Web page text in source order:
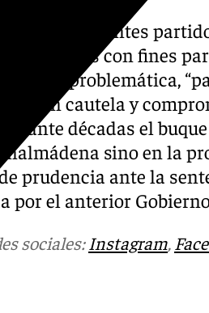
a los diferentes
Atracciones con fines
a esta problemática,
con cautela y
décadas el
sino en la
prudencia ante la
por el anterior
sociales:Instagram,